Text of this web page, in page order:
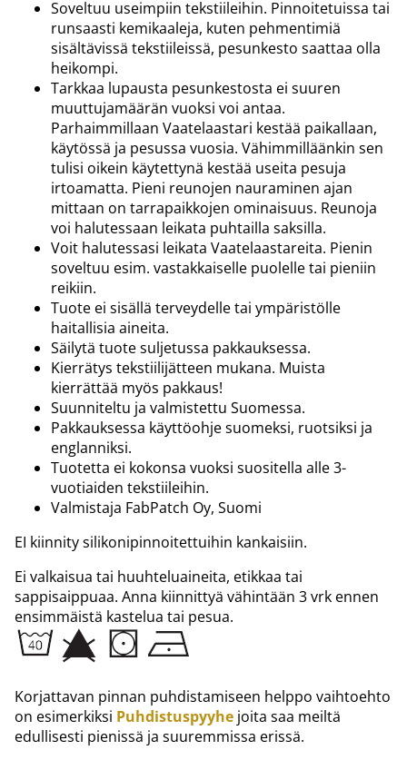
Soveltuu useimpiin tekstiileihin. Pinnoitetuissa tai
runsaasti kemikaaleja, kuten pehmentimiä
sisältävissä tekstiileissä, pesunkesto saattaa olla
heikompi.
Tarkkaa lupausta pesunkestosta ei suuren
muuttujamäärän vuoksi voi antaa.
Parhaimmillaan Vaatelaastari kestää paikallaan,
käytössä ja pesussa vuosia. Vähimmilläänkin sen
tulisi oikein käytettynä kestää useita pesuja
irtoamatta. Pieni reunojen nauraminen ajan
mittaan on tarrapaikkojen ominaisuus. Reunoja
voi halutessaan leikata puhtailla saksilla.
Voit halutessasi leikata Vaatelaastareita. Pienin
soveltuu esim. vastakkaiselle puolelle tai pieniin
reikiin.
Tuote ei sisällä terveydelle tai ympäristölle
haitallisia aineita.
Säilytä tuote suljetussa pakkauksessa.
Kierrätys tekstiilijätteen mukana. Muista
kierrättää myös pakkaus!
Suunniteltu ja valmistettu Suomessa.
Pakkauksessa käyttöohje suomeksi, ruotsiksi ja
englanniksi.
Tuotetta ei kokonsa vuoksi suositella alle 3-
vuotiaiden tekstiileihin.
Valmistaja FabPatch Oy, Suomi
EI kiinnity silikonipinnoitettuihin kankaisiin.
Ei valkaisua tai huuhteluaineita, etikkaa tai
sappisaippuaa. Anna kiinnittyä vähintään 3 vrk ennen
ensimmäistä kastelua tai pesua.
Korjattavan pinnan puhdistamiseen helppo vaihtoehto
on esimerkiksi Puhdistuspyyhe joita saa meiltä
edullisesti pienissä ja suuremmissa erissä.